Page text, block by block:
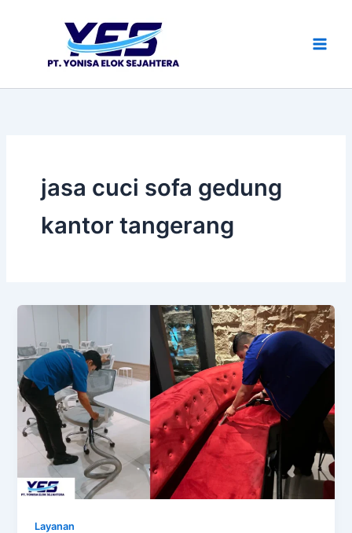
jasa cuci sofa gedung
kantor tangerang
Layanan